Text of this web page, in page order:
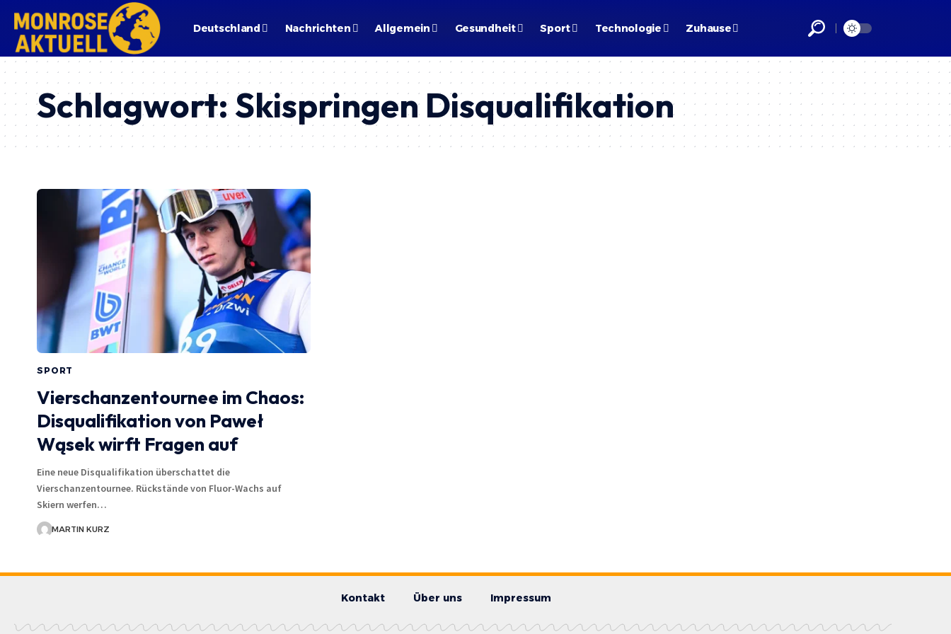
Deutschland Nachrichten Allgemein Gesundheit Sport Technologie Zuhause
Schlagwort:Skispringen Disqualifikation
SPORT
Vierschanzentournee im Chaos:
Disqualifikation von Paweł
Wąsek wirft Fragen auf
Eine neue Disqualifikation überschattet die
Vierschanzentournee. Rückstände von Fluor-Wachs auf
Skiern werfen…
MARTIN KURZ
Kontakt Über uns Impressum